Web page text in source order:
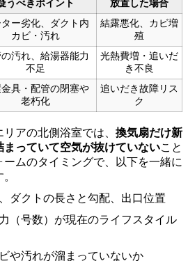
うべきポイント
放置した場合
ー劣化、ダクト内
カビ・汚れ
結露悪化、カビ増
殖
汚れ、給湯器能力
不足
光熱費増・追いだ
き不良
具・配管の閉塞や
老朽化
追いだき故障リス
ク
アの北側浴室では、 換気扇だけ新
まっていて空気が抜けていないこと
ムのタイミングで、以下を一緒に
ダクトの長さと勾配、出口位置
（号数）が現在のライフスタイル
や汚れが溜まっていないか